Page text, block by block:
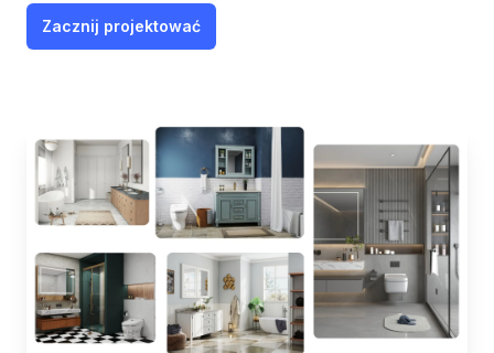
Zacznij projektować